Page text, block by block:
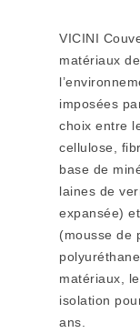
VICINI
matériaux
imposées
choix entre
cellulose,
base de
laines de
expansée)
(mousse de
matériaux,
isolation
ans.